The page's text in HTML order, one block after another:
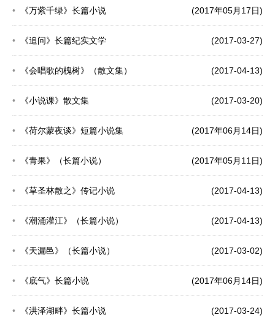
(2017年05月17日)
《万紫千绿》长篇小说
(2017-03-27)
《追问》长篇纪实文学
(2017-04-13)
《会唱歌的槐树》（散文集）
(2017-03-20)
《小说课》散文集
(2017年06月14日)
《荷尔蒙夜谈》短篇小说集
(2017年05月11日)
《青果》（长篇小说）
(2017-04-13)
《草圣林散之》传记小说
(2017-04-13)
《潮涌灌江》（长篇小说）
(2017-03-02)
《天漏邑》（长篇小说）
(2017年06月14日)
《底气》长篇小说
(2017-03-24)
《洪泽湖畔》长篇小说